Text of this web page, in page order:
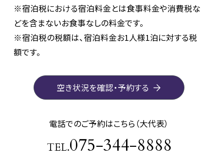
※宿泊税における宿泊料金とは食事料金や消費税な
どを含まないお食事なしの料金です。
※宿泊税の税額は、宿泊料金お1人様1泊に対する税
額です。
空き状況を確認・予約する
電話でのご予約はこちら（大代表）
TEL.075-344-8888